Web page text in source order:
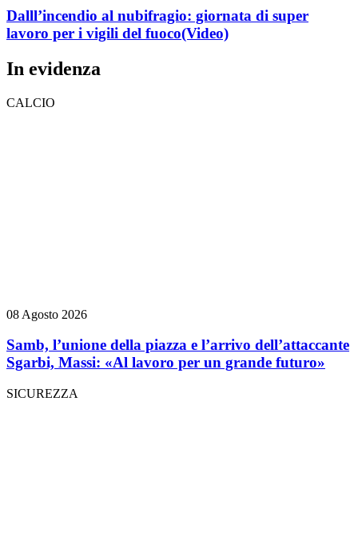
Dalll’incendio al nubifragio: giornata di super
lavoro per i vigili del fuoco(Video)
In evidenza
CALCIO
08 Agosto 2026
Samb, l’unione della piazza e l’arrivo dell’attaccante
Sgarbi, Massi: «Al lavoro per un grande futuro»
SICUREZZA